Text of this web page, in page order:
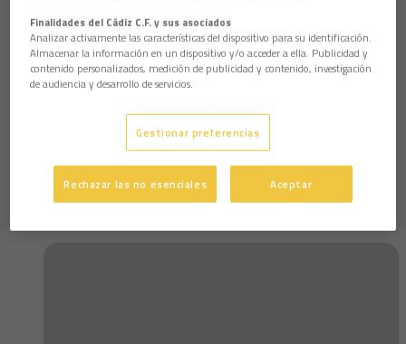
Cádiz CF Femenino 5-0 CP San Miguel (31-10-
Finalidades del Cádiz C.F. y sus asociados
Analizar activamente las características del dispositivo para su identificación.
Almacenar la información en un dispositivo y/o acceder a ella. Publicidad y
contenido personalizados, medición de publicidad y contenido, investigación
de audiencia y desarrollo de servicios.
Gestionar preferencias
Rechazar las no esenciales Aceptar